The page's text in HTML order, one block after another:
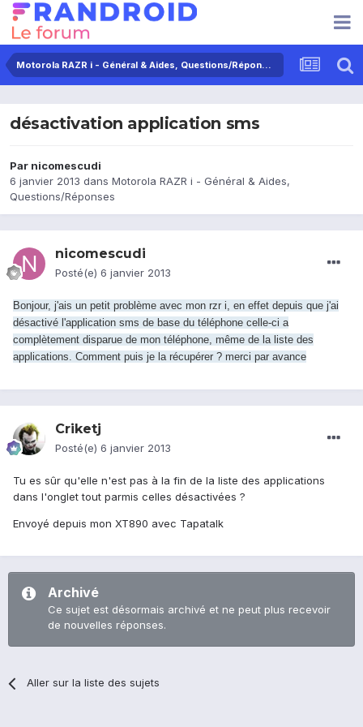
Motorola RAZR i - Général & Aides, Questions/Réponses
désactivation application sms
Par nicomescudi
6 janvier 2013 dans Motorola RAZR i - Général & Aides,
Questions/Réponses
nicomescudi
Posté(e) 6 janvier 2013
Bonjour, j'ais un petit problème avec mon rzr i, en effet depuis que j'ai
désactivé l'application sms de base du téléphone celle-ci a
complètement disparue de mon téléphone, même de la liste des
applications. Comment puis je la récupérer ? merci par avance
Criketj
Posté(e) 6 janvier 2013
Tu es sûr qu'elle n'est pas à la fin de la liste des applications
dans l'onglet tout parmis celles désactivées ?
Envoyé depuis mon XT890 avec Tapatalk
Archivé
Ce sujet est désormais archivé et ne peut plus recevoir
de nouvelles réponses.
Aller sur la liste des sujets